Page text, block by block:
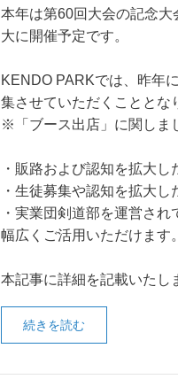
本年は第60回大会の記念
大に開催予定です。
KENDO PARKでは、昨年
集させていただくこととな
※「ブース出店」に関しま
・販路および認知を拡大
・生徒募集や認知を拡大
・実業団剣道部を運営され
幅広くご活用いただけます。
本記事に詳細を記載いたし
続きを読む